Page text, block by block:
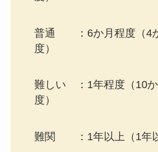
普通 ：6か月程度（4
度）
難しい ：1年程度（10
度）
難関 ：1年以上（1年以